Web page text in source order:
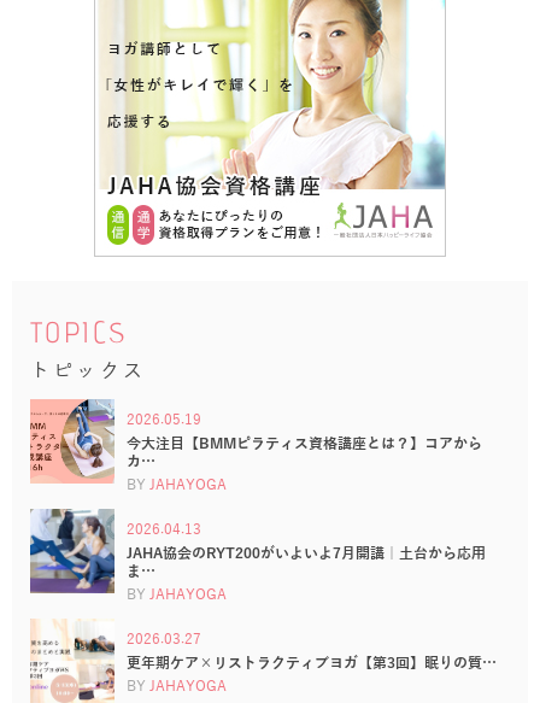
TOPICS
トピックス
2026.05.19
今大注目【BMMピラティス資格講座とは？】コアから
カ…
BY JAHAYOGA
2026.04.13
JAHA協会のRYT200がいよいよ7月開講｜土台から応用
ま…
BY JAHAYOGA
2026.03.27
更年期ケア×リストラクティブヨガ【第3回】眠りの質…
BY JAHAYOGA